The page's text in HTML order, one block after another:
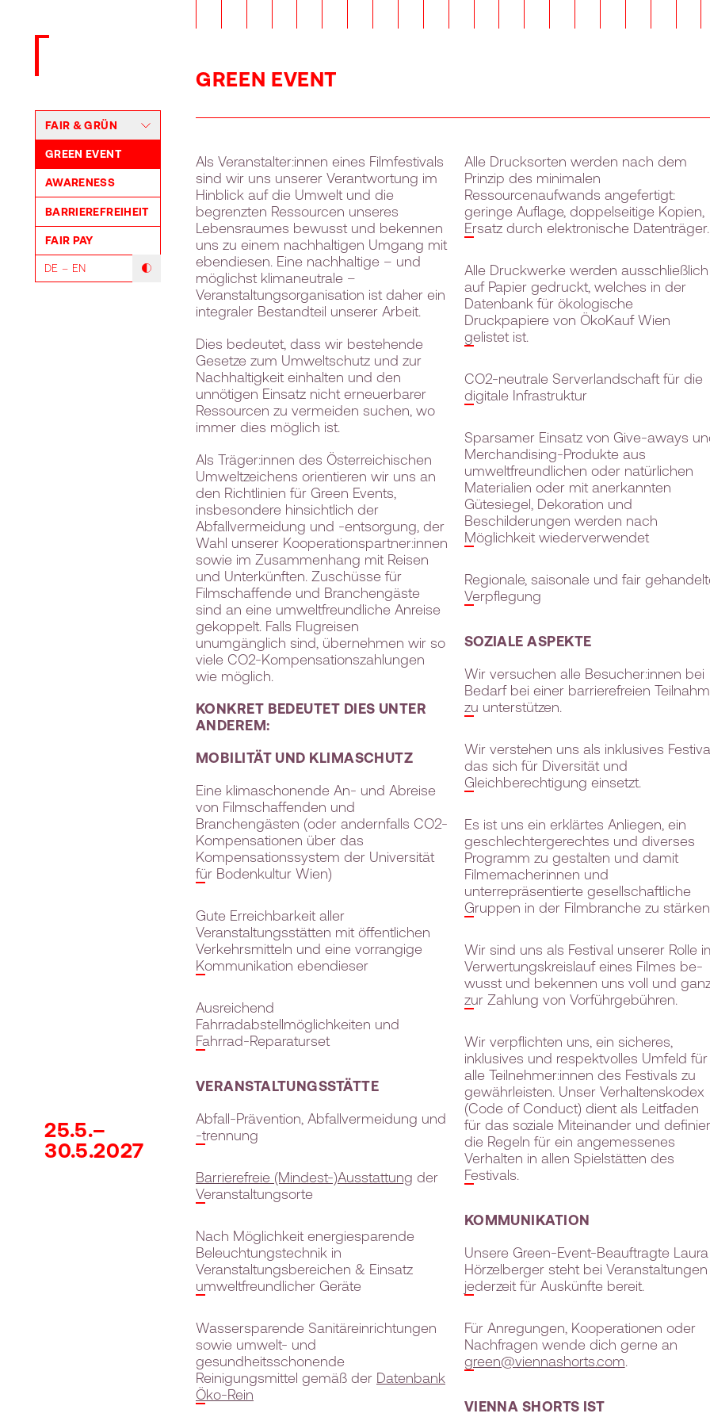
Zurück zur Startseite
FAIR & GRÜN
GREEN EVENT
AWARENESS
BARRIEREFREIHEIT
FAIR PAY
DE EN Modus mit hohem Kontrast umschalten
25.5.–
30.5.2027
GREEN EVENT
Als Veranstalter:innen eines Filmfestivals
sind wir uns unserer Verantwortung im
Hinblick auf die Umwelt und die
begrenzten Ressourcen unseres
Lebensraumes bewusst und bekennen
uns zu einem nachhaltigen Umgang mit
ebendiesen. Eine nachhaltige – und
möglichst klimaneutrale –
Veranstaltungsorganisation ist daher ein
integraler Bestandteil unserer Arbeit.
Dies bedeutet, dass wir bestehende
Gesetze zum Umweltschutz und zur
Nachhaltigkeit einhalten und den
unnötigen Einsatz nicht erneuerbarer
Ressourcen zu vermeiden suchen, wo
immer dies möglich ist.
Als Träger:innen des Österreichischen
Umweltzeichens orientieren wir uns an
den Richtlinien für Green Events,
insbesondere hinsichtlich der
Abfallvermeidung und -entsorgung, der
Wahl unserer Kooperationspartner:innen
sowie im Zusammenhang mit Reisen
und Unterkünften. Zuschüsse für
Filmschaffende und Branchengäste
sind an eine umweltfreundliche Anreise
gekoppelt. Falls Flugreisen
unumgänglich sind, übernehmen wir so
viele CO2-Kompensationszahlungen
wie möglich.
KONKRET BEDEUTET DIES UNTER
ANDEREM:
MOBILITÄT UND KLIMASCHUTZ
Eine klimaschonende An- und Abreise
von Filmschaffenden und
Branchengästen (oder andernfalls CO2-
Kompensationen über das
Kompensationssystem der Universität
für Bodenkultur Wien)
Gute Erreichbarkeit aller
Veranstaltungsstätten mit öffentlichen
Verkehrsmitteln und eine vorrangige
Kommunikation ebendieser
Ausreichend
Fahrradabstellmöglichkeiten und
Fahrrad-Reparaturset
VERANSTALTUNGSSTÄTTE
Abfall-Prävention, Abfallvermeidung und
-trennung
Barrierefreie (Mindest-)Ausstattung der
Veranstaltungsorte
Nach Möglichkeit energiesparende
Beleuchtungstechnik in
Veranstaltungsbereichen & Einsatz
umweltfreundlicher Geräte
Wassersparende Sanitäreinrichtungen
sowie umwelt- und
gesundheitsschonende
Reinigungsmittel gemäß der Datenbank
Öko-Rein
Alle Drucksorten werden nach dem
Prinzip des minimalen
Ressourcenaufwands angefertigt:
geringe Auflage, doppelseitige Kopien,
Ersatz durch elektronische Datenträger.
Alle Druckwerke werden ausschließlich
auf Papier gedruckt, welches in der
Datenbank für ökologische
Druckpapiere von ÖkoKauf Wien
gelistet ist.
CO2-neutrale Serverlandschaft für die
digitale Infrastruktur
Sparsamer Einsatz von Give-aways
Merchandising-Produkte aus
umweltfreundlichen oder natürlichen
Materialien oder mit anerkannten
Gütesiegel, Dekoration und
Beschilderungen werden nach
Möglichkeit wiederverwendet
Regionale, saisonale und fair
Verpflegung
SOZIALE ASPEKTE
Wir versuchen alle Besucher:innen bei
Bedarf bei einer barrierefreien
zu unterstützen.
Wir verstehen uns als inklusives
das sich für Diversität und
Gleichberechtigung einsetzt.
Es ist uns ein erklärtes Anliegen, ein
geschlechtergerechtes und diverses
Programm zu gestalten und damit
Filmemacherinnen und
unterrepräsentierte gesellschaftliche
Gruppen in der Filmbranche zu
Wir sind uns als Festival unserer Rolle
Verwertungskreislauf eines Filmes be­
wusst und bekennen uns voll und
zur Zahlung von Vorführgebühren.
Wir verpflichten uns, ein sicheres,
inklusives und respektvolles Umfeld für
alle Teilnehmer:innen des Festivals zu
gewährleisten. Unser Verhaltenskodex
(Code of Conduct) dient als Leitfaden
für das soziale Miteinander und
die Regeln für ein angemessenes
Verhalten in allen Spielstätten des
Festivals.
KOMMUNIKATION
Unsere Green-Event-Beauftragte Laura
Hörzelberger steht bei Veranstaltungen
jederzeit für Auskünfte bereit.
Für Anregungen, Kooperationen oder
Nachfragen wende dich gerne an
green@viennashorts.com.
VIENNA SHORTS IST